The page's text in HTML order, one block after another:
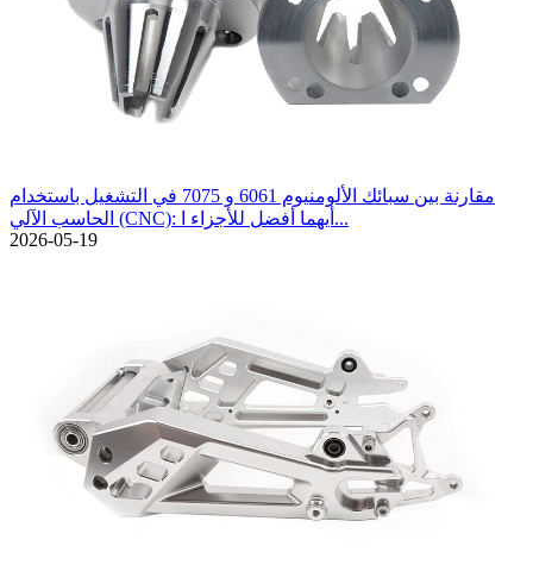
مقارنة بين سبائك الألومنيوم 6061 و 7075 في التشغيل باستخدام
الحاسب الآلي (CNC): أيهما أفضل للأجزاء ا...
2026-05-19